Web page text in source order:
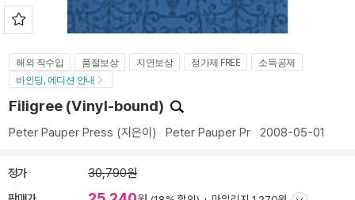
해외 직수입 품절보상 지연보상 정가제 FREE
소득공제
바인딩, 에디션 안내
Filigree (Vinyl-bound)
Peter Pauper Press (지은이) Peter Pauper Pr 2008-05-01
정가 30,790원